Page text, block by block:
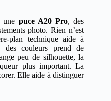
une puce A20 Pro, des
photo. Rien n’est
plan technique aide à
des couleurs prend de
peu de silhouette, la
plus important. La
Elle aide à distinguer